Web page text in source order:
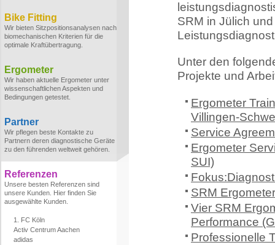
Bike Fitting
Wir bieten Sitzpositionsanalysen nach
biomechanischen Kriterien für die
optimale Kraftübertragung.
Ergometer
Wir haben aktuelle Ergometer unter
wissenschaftlichen Aspekten und
Bedingungen getestet.
Partner
Wir pflegen beste Kontakte zu
Partnern deren diagnostische Geräte
zu den führenden weltweit gehören.
Referenzen
Unsere besten Referenzen sind
unsere Kunden. Hier finden Sie
ausgewählte Kunden.
1. FC Köln
Activ Centrum Aachen
adidas
SRM in Jülich
Unter den
Projekte und
Ergometer
Villingen-
Service
Ergometer
SUI)
SRM
Vier SRM
Performance
Professionelle